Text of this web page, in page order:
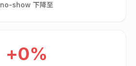
no-show 下降至
+0%